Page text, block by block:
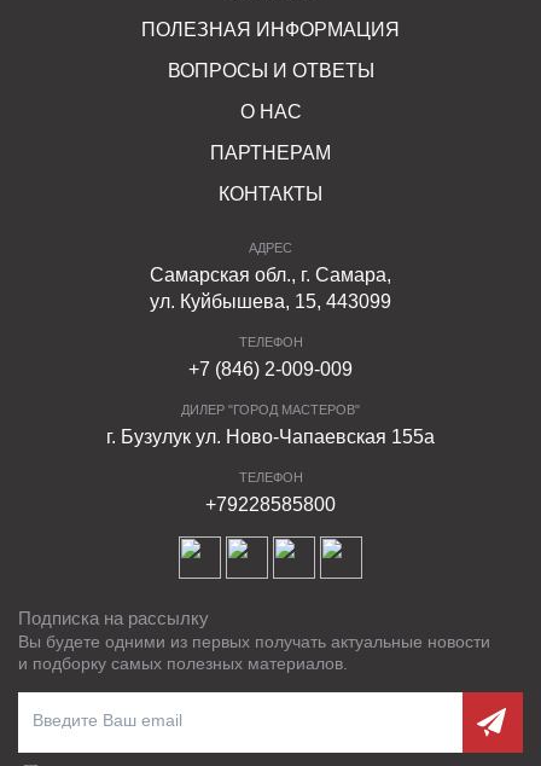
ПОЛЕЗНАЯ ИНФОРМАЦИЯ
ВОПРОСЫ И ОТВЕТЫ
О НАС
ПАРТНЕРАМ
КОНТАКТЫ
АДРЕС
Самарская обл., г. Самара,
ул. Куйбышева, 15, 443099
ТЕЛЕФОН
+7 (846) 2-009-009
ДИЛЕР "ГОРОД МАСТЕРОВ"
г. Бузулук ул. Ново-Чапаевская 155а
ТЕЛЕФОН
+79228585800
Подписка на рассылку
Вы будете одними из первых получать актуальные новости
и подборку самых полезных материалов.